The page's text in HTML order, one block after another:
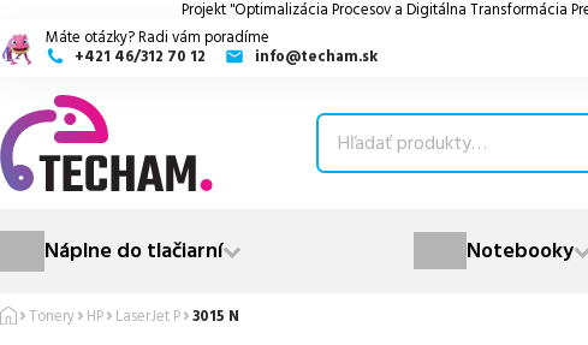
Projekt "Optimalizácia Procesov a Digitálna Transformácia
Máte otázky? Radi vám poradíme
+421 46/312 70 12
info@techam.sk
Náplne do tlačiarní Notebooky
Tonery HP LaserJet P 3015 N